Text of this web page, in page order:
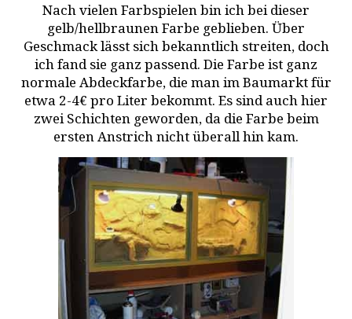
Nach vielen Farbspielen bin ich bei dieser
gelb/hellbraunen Farbe geblieben. Über
Geschmack lässt sich bekanntlich streiten, doch
ich fand sie ganz passend. Die Farbe ist ganz
normale Abdeckfarbe, die man im Baumarkt für
etwa 2-4€ pro Liter bekommt. Es sind auch hier
zwei Schichten geworden, da die Farbe beim
ersten Anstrich nicht überall hin kam.